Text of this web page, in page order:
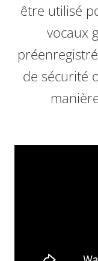
être utilisé
vocaux
de sécurité